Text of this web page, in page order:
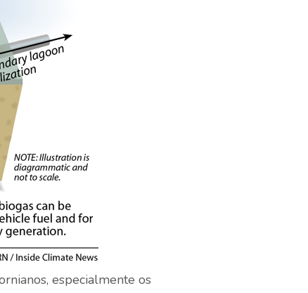
especialmente os